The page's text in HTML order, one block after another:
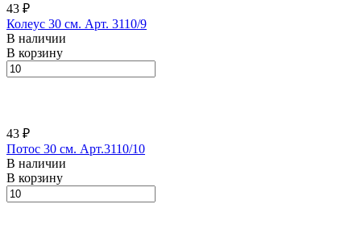
43 ₽
Колеус 30 см. Арт. 3110/9
В наличии
В корзину
43 ₽
Потос 30 см. Арт.3110/10
В наличии
В корзину